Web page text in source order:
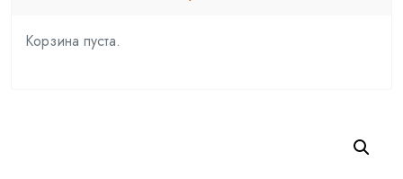
Корзина пуста.